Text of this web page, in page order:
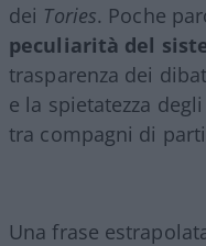
dei Tories. Poche
peculiarità del
trasparenza dei
e la spietatezza
tra compagni di
Una frase